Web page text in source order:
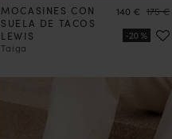
MOCASINES CON
SUELA DE TACOS
LEWIS
Taiga
Precio
140 € Precio
175 €